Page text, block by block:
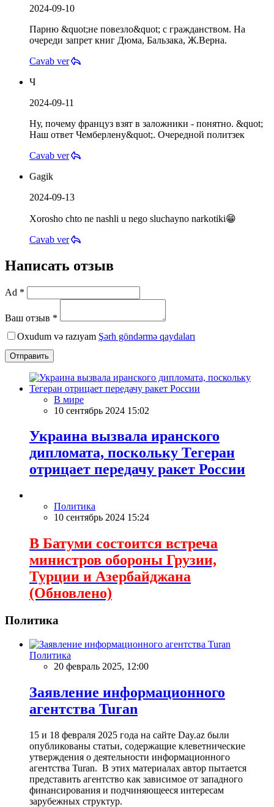
2024-09-10
Парню &quot;не повезло&quot; с гражданством. На
очереди запрет книг Дюма, Бальзака, Ж.Верна.
Cavab ver
Ч
2024-09-11
Ну, почему француз взят в заложники - понятно. &quot;
Наш ответ Чемберлену&quot;. Очередной политзек
Cavab ver
Gagik
2024-09-13
Xorosho chto ne nashli u nego sluchayno narkotiki😁
Cavab ver
Написать отзыв
Ad *
Ваш отзыв *
Oxudum və razıyam Şərh göndərmə qaydaları
Отправить
В мире
10 сентябрь 2024 15:02
Украина вызвала иранского
дипломата, поскольку Тегеран
отрицает передачу ракет России
Политика
10 сентябрь 2024 15:24
В Батуми состоится встреча
министров обороны Грузии,
Турции и Азербайджана
(Обновлено)
Политика
Политика
20 февраль 2025, 12:00
Заявление информационного
агентства Turan
15 и 18 февраля 2025 года на сайте Day.az были
опубликованы статьи, содержащие клеветнические
утверждения о деятельности информационного
агентства Turan. В этих материалах автор пытается
представить агентство как зависимое от западного
финансирования и подчиняющееся интересам
зарубежных структур.